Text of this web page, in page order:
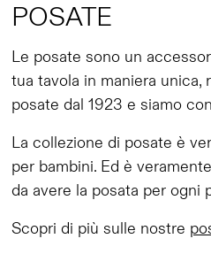
POSATE
Le posate sono un
tua tavola in maniera
posate dal 1923 e siamo
La collezione di posate è
per bambini. Ed è
da avere la posata per ogni
Scopri di più sulle nostre